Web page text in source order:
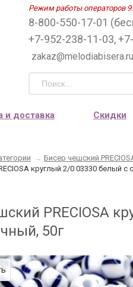
Режим работы операторов
8-800-550-17-01
+7-952-238-11-03,
zakaz@melodiabisera.ru
и доставка Скидки
→ Бисер чешский
круглый 2/0 03330 белый
PRECIOSA
50г